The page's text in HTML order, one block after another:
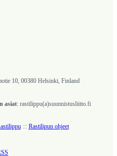
10, 00380 Helsinki, Finland
asiat: rastilippu(a)suunnistusliitto.fi
::: Rastilipun ohjeet